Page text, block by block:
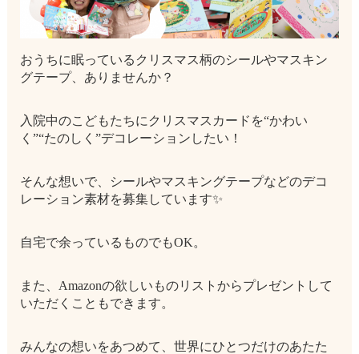
おうちに眠っているクリスマス柄のシールやマスキン
グテープ、ありませんか？
入院中のこどもたちにクリスマスカードを“かわい
く”“たのしく”デコレーションしたい！
そんな想いで、シールやマスキングテープなどのデコ
レーション素材を募集しています✨
自宅で余っているものでもOK。
また、Amazonの欲しいものリストからプレゼントして
いただくこともできます。
みんなの想いをあつめて、世界にひとつだけのあたた